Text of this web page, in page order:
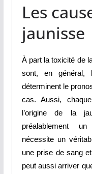
Les
jaunisse
À part la toxicité de
sont, en général,
déterminent le
cas. Aussi,
l’origine de la
préalablement
nécessite un
une prise de sang et
peut aussi arriver